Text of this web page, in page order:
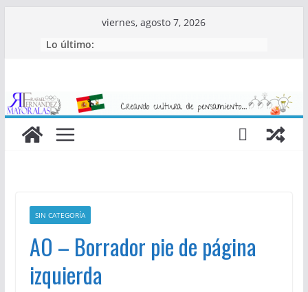
viernes, agosto 7, 2026
Lo último:
SIN CATEGORÍA
AO – Borrador pie de página
izquierda